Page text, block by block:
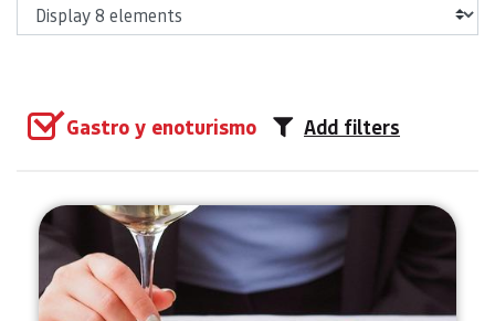
Gastro y enoturismo Add filters
Organic Navarra wine tasting